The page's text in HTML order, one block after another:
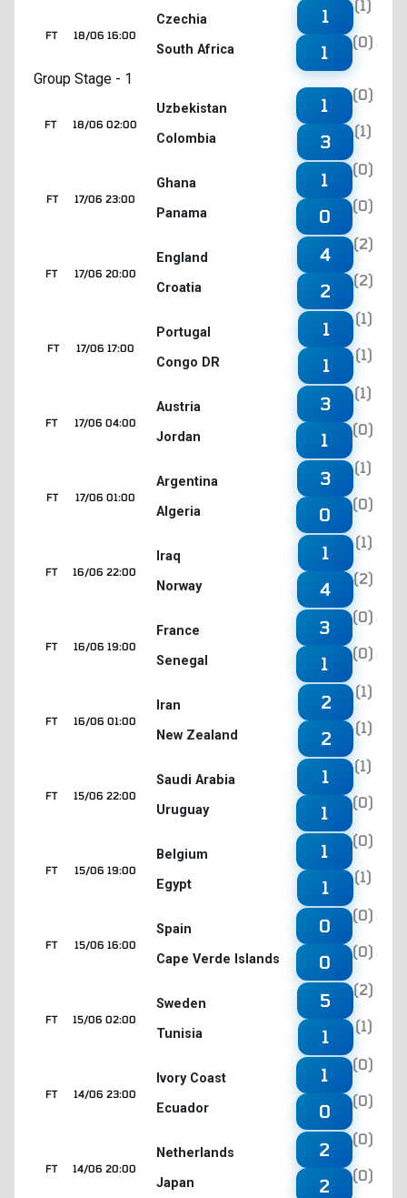
18/06 16:00
FT
Czechia
South Africa
1
(1)
1
(0)
Group Stage - 1
18/06 02:00
FT
Uzbekistan
Colombia
1
(0)
3
(1)
17/06 23:00
FT
Ghana
Panama
1
(0)
0
(0)
17/06 20:00
FT
England
Croatia
4
(2)
2
(2)
17/06 17:00
FT
Portugal
Congo DR
1
(1)
1
(1)
17/06 04:00
FT
Austria
Jordan
3
(1)
1
(0)
17/06 01:00
FT
Argentina
Algeria
3
(1)
0
(0)
16/06 22:00
FT
Iraq
Norway
1
(1)
4
(2)
16/06 19:00
FT
France
Senegal
3
(0)
1
(0)
16/06 01:00
FT
Iran
New Zealand
2
(1)
2
(1)
15/06 22:00
FT
Saudi Arabia
Uruguay
1
(1)
1
(0)
15/06 19:00
FT
Belgium
Egypt
1
(0)
1
(1)
15/06 16:00
FT
Spain
Cape Verde Islands
0
(0)
0
(0)
15/06 02:00
FT
Sweden
Tunisia
5
(2)
1
(1)
14/06 23:00
FT
Ivory Coast
Ecuador
1
(0)
0
(0)
14/06 20:00
FT
Netherlands
Japan
2
(0)
2
(0)